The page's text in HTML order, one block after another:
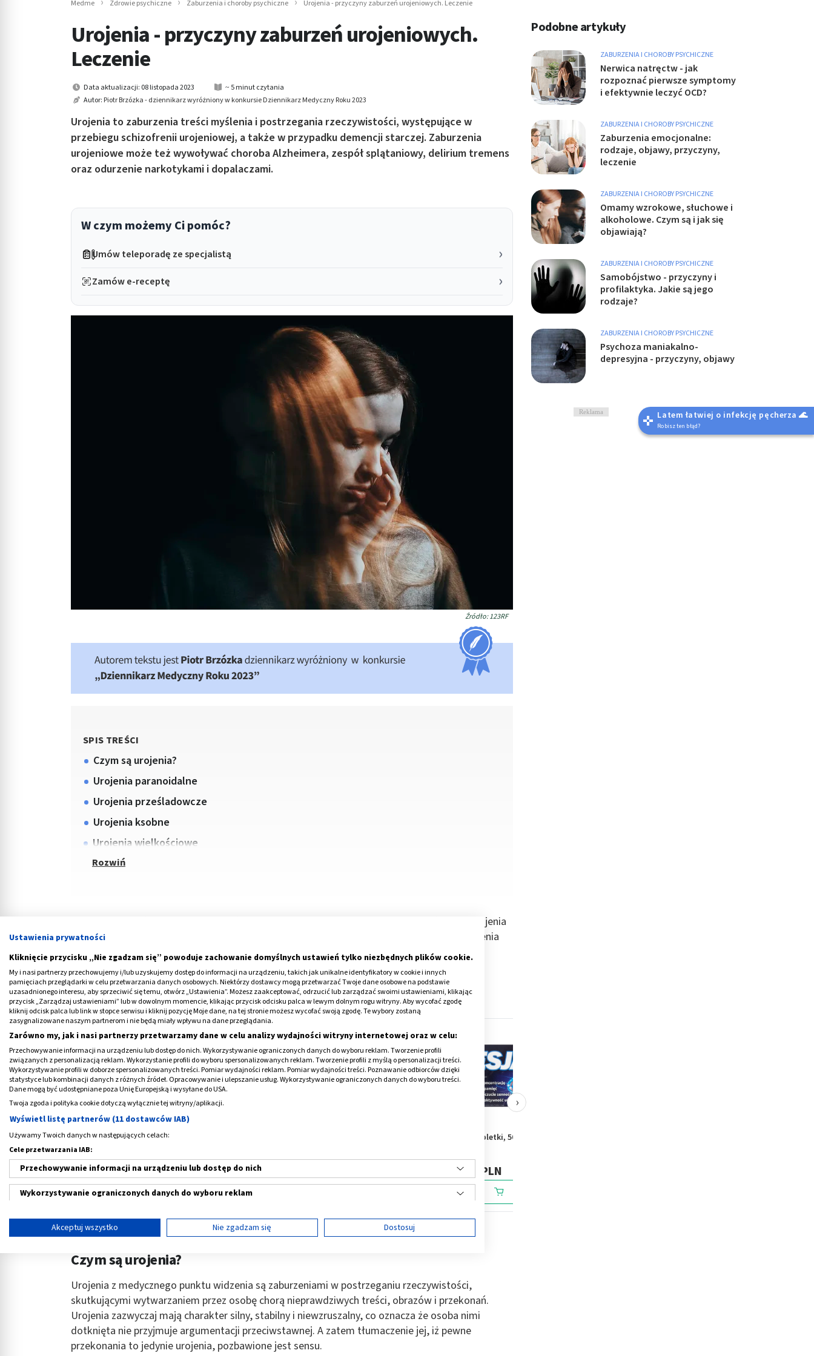
Medme Zdrowie psychiczne Zaburzenia i choroby psychiczne Urojenia - przyczyny zaburzeń urojeniowych. Leczenie
Urojenia - przyczyny zaburzeń urojeniowych.
Leczenie
Data aktualizacji: 08 listopada 2023
~ 5 minut czytania
Autor: Piotr Brzózka - dziennikarz wyróżniony w konkursie Dziennikarz Medyczny Roku 2023
Urojenia to zaburzenia treści myślenia i postrzegania rzeczywistości, występujące w
przebiegu schizofrenii urojeniowej, a także w przypadku demencji starczej. Zaburzenia
urojeniowe może też wywoływać choroba Alzheimera, zespół splątaniowy, delirium tremens
oraz odurzenie narkotykami i dopalaczami.
W czym możemy Ci pomóc?
Umów teleporadę ze specjalistą
Zamów e-receptę
Źródło: 123RF
SPIS TREŚCI
Czym są urojenia?
Urojenia paranoidalne
Urojenia prześladowcze
Urojenia ksobne
Urojenia wielkościowe
Psychiatrzy wyróżniają urojenia prześladowcze, urojenia ksobne, urojenia wielkościowe, urojenia
nihilistyczne oraz urojenia hipochondryczne. Czym różnią się od siebie poszczególne zaburzenia
urojeniowe?
Medme poleca
Vinpoton, 5 mg, tabletki,
50 szt.
13,39 PLN 21,39 PLN
Sesja, tabletki, 50 szt.
17,49 PLN
‹ ›
Czym są urojenia?
Urojenia z medycznego punktu widzenia są zaburzeniami w postrzeganiu rzeczywistości,
skutkującymi wytwarzaniem przez osobę chorą nieprawdziwych treści, obrazów i przekonań.
Urojenia zazwyczaj mają charakter silny, stabilny i niewzruszalny, co oznacza że osoba nimi
dotknięta nie przyjmuje argumentacji przeciwstawnej. A zatem tłumaczenie jej, iż pewne
przekonania to jedynie urojenia, pozbawione jest sensu.
Podobne artykuły
ZABURZENIA I CHOROBY PSYCHICZNE
Nerwica natręctw - jak
rozpoznać pierwsze symptomy
i efektywnie leczyć OCD?
ZABURZENIA I CHOROBY PSYCHICZNE
Zaburzenia emocjonalne:
rodzaje, objawy, przyczyny,
leczenie
ZABURZENIA I CHOROBY PSYCHICZNE
Omamy wzrokowe, słuchowe i
alkoholowe. Czym są i jak się
objawiają?
ZABURZENIA I CHOROBY PSYCHICZNE
Samobójstwo - przyczyny i
profilaktyka. Jakie są jego
rodzaje?
ZABURZENIA I CHOROBY PSYCHICZNE
Psychoza maniakalno-
depresyjna - przyczyny, objawy
Reklama Latem łatwiej o infekcję pęcherza 🌊
Robisz ten błąd?
Ustawienia prywatności
Kliknięcie przycisku „Nie zgadzam się” powoduje zachowanie domyślnych ustawień tylko niezbędnych plików cookie.
My i nasi partnerzy przechowujemy i/lub uzyskujemy dostęp do informacji na urządzeniu, takich jak unikalne identyfikatory w cookie i innych
pamięciach przeglądarki w celu przetwarzania danych osobowych. Niektórzy dostawcy mogą przetwarzać Twoje dane osobowe na podstawie
uzasadnionego interesu, aby sprzeciwić się temu, otwórz „Ustawienia”. Możesz zaakceptować, odrzucić lub zarządzać swoimi ustawieniami, klikając
przycisk „Zarządzaj ustawieniami” lub w dowolnym momencie, klikając przycisk odcisku palca w lewym dolnym rogu witryny. Aby wycofać zgodę
kliknij odcisk palca lub link w stopce serwisu i kliknij pozycję Moje dane, na tej stronie możesz wycofać swoją zgodę. Te wybory zostaną
zasygnalizowane naszym partnerom i nie będą miały wpływu na dane przeglądania.
Zarówno my, jak i nasi partnerzy przetwarzamy dane w celu analizy wydajności witryny internetowej oraz w celu:
Przechowywanie informacji na urządzeniu lub dostęp do nich. Wykorzystywanie ograniczonych danych do wyboru reklam. Tworzenie profili
związanych z personalizacją reklam. Wykorzystanie profili do wyboru spersonalizowanych reklam. Tworzenie profili z myślą o personalizacji treści.
Wykorzystywanie profili w doborze spersonalizowanych treści. Pomiar wydajności reklam. Pomiar wydajności treści. Poznawanie odbiorców dzięki
statystyce lub kombinacji danych z różnych źródeł. Opracowywanie i ulepszanie usług. Wykorzystywanie ograniczonych danych do wyboru treści.
Dane mogą być udostępniane poza Unię Europejską i wysyłane do USA.
Twoja zgoda i polityka cookie dotyczą wyłącznie tej witryny/aplikacji.
Wyświetl listę partnerów (11 dostawców IAB)
Używamy Twoich danych w następujących celach:
Cele przetwarzania IAB:
Przechowywanie informacji na urządzeniu lub dostęp do nich
Wykorzystywanie ograniczonych danych do wyboru reklam
Tworzenie profili w celu spersonalizowanych reklam
Tworzenie profili w celu personalizacji treści
Wykorzystywanie profili w celu doboru spersonalizowanych treści
Pomiar efektywności reklam
Pomiar efektywności treści
Akceptuj wszystko Nie zgadzam się Dostosuj